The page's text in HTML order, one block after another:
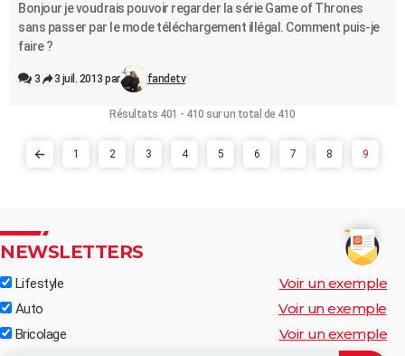
Bonjour je voudrais pouvoir regarder la série Game of Thrones
sans passer par le mode téléchargement illégal. Comment puis-je
faire ?
3 3 juil. 2013 par fandetv
Résultats 401 - 410 sur un total de 410
1 2 3 4 5 6 7 8 9
NEWSLETTERS
Lifestyle Voir un exemple
Auto Voir un exemple
Bricolage Voir un exemple